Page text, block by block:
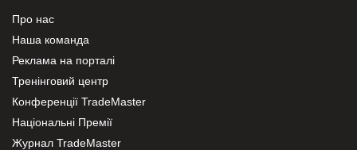
Про нас
Наша команда
Реклама на порталі
Тренінговий центр
Конференції TradeMaster
Національні Премії
Журнал TradeMaster